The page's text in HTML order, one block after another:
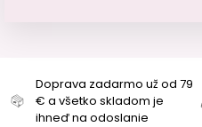
Doprava zadarmo už od 79
€ a všetko skladom je
ihneď na odoslanie